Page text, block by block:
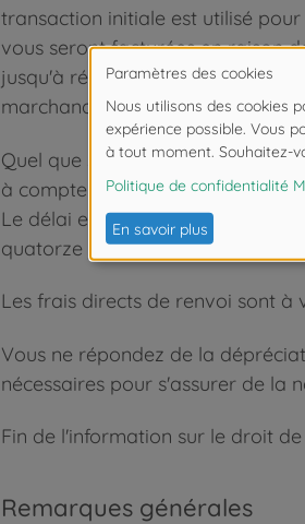
transaction initiale est utilisé
vous seront facturées en raison
jusqu'à réception de la
marchandise, en fonction de
Quel que soit le cas, la
à compter du jour où vous nous
Le délai est considéré comme
quatorze jours.
Les frais directs de renvoi sont à
Vous ne répondez de la
nécessaires pour s'assurer de la
Fin de l'information sur le droit
Remarques générales